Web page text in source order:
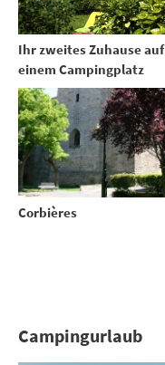
Ihr zweites Zuhause auf
einem Campingplatz
Corbières
Campingurlaub